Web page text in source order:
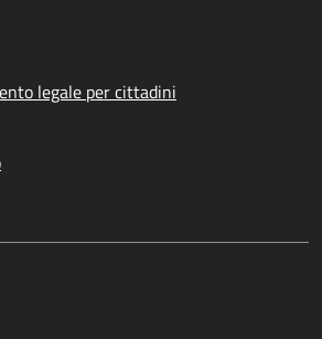
legale per cittadini